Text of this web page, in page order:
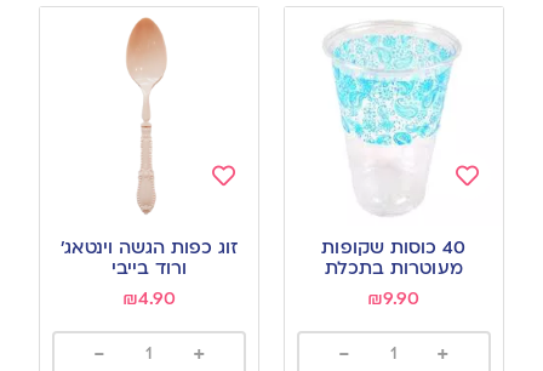
to
wishlist
40 כוסות שקופות
מעוטרות בתכלת
₪9.90
+
-
to
wishlist
זוג כפות הגשה וינטאג׳
ורוד בייבי
₪4.90
+
-